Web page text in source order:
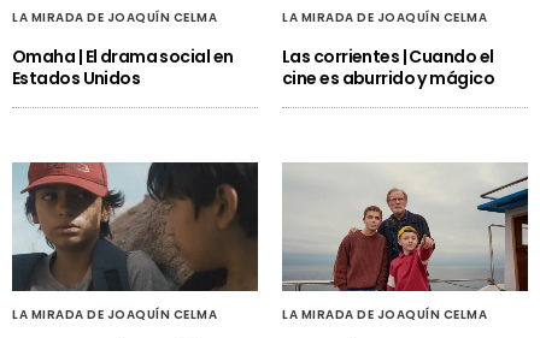
LA MIRADA DE JOAQUÍN CELMA
Omaha | El drama social en
Estados Unidos
LA MIRADA DE JOAQUÍN CELMA
Las corrientes | Cuando el
cine es aburrido y mágico
LA MIRADA DE JOAQUÍN CELMA LA MIRADA DE JOAQUÍN CELMA